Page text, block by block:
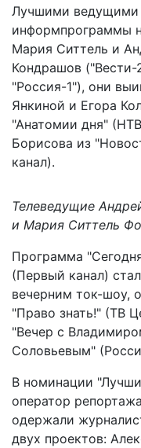
Лучшими ведущими
информпрограммы
Мария Ситтель и
Кондрашов ("Вести-
"Россия-1"), они
Янкиной и Егора
"Анатомии дня"
Борисова из
канал).
Телеведущие
и Мария Ситтель
Программа
(Первый канал)
вечерним ток-шоу,
"Право знать!" (ТВ
"Вечер с
Соловьевым"
В номинации
оператор
одержали
двух проектов: